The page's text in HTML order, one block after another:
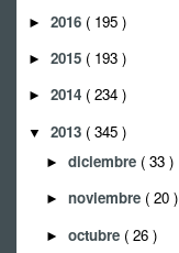
► 2016 ( 195 )
► 2015 ( 193 )
► 2014 ( 234 )
▼ 2013 ( 345 )
► diciembre ( 33 )
► noviembre ( 20 )
► octubre ( 26 )